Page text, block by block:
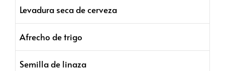
Levadura seca de cerveza
Afrecho de trigo
Semilla de linaza